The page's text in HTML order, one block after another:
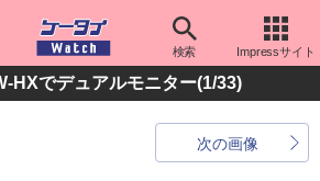
検索 Impressサイト
HXでデュアルモニター(1/33)
次の画像